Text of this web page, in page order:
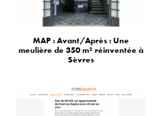
MAP : Avant/Après : Une
meulière de 350 m² réinventée à
Sèvres